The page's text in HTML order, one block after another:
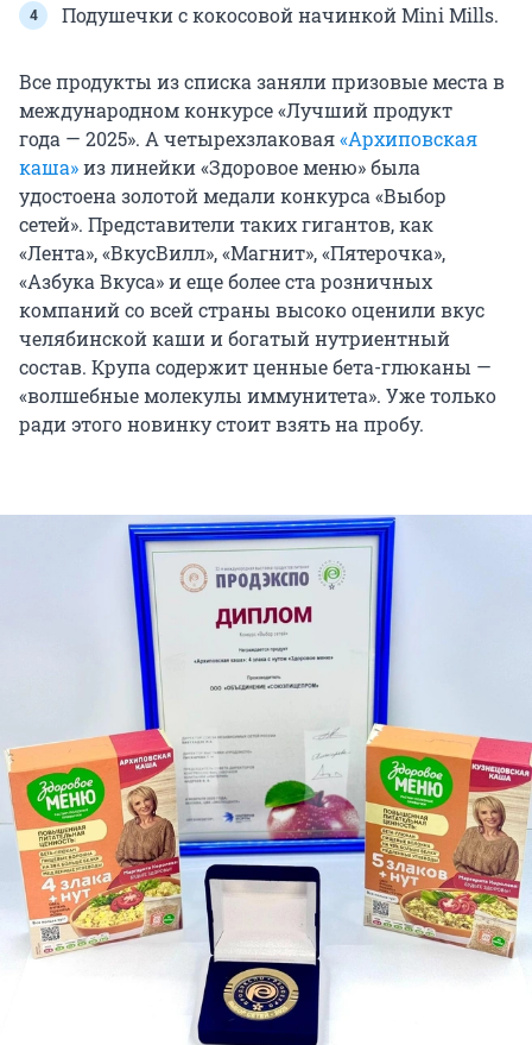
Подушечки с кокосовой начинкой Mini Mills.
Все продукты из списка заняли призовые места в
международном конкурсе «Лучший продукт
года — 2025». А четырехзлаковая«Архиповская
каша»из линейки «Здоровое меню» была
удостоена золотой медали конкурса «Выбор
сетей». Представители таких гигантов, как
«Лента», «ВкусВилл», «Магнит», «Пятерочка»,
«Азбука Вкуса» и еще более ста розничных
компаний со всей страны высоко оценили вкус
челябинской каши и богатый нутриентный
состав. Крупа содержит ценные бета-глюканы —
«волшебные молекулы иммунитета». Уже только
ради этого новинку стоит взять на пробу.